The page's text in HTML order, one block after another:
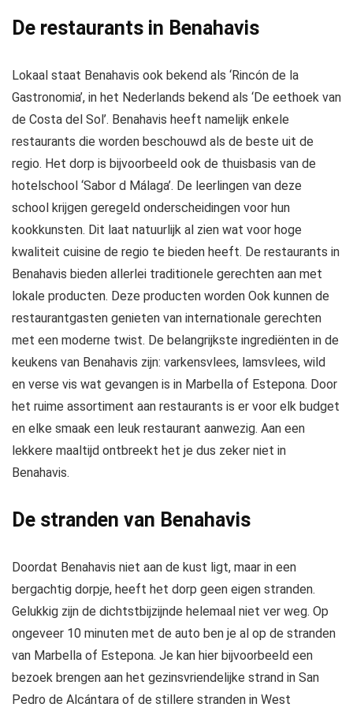
De restaurants in Benahavis
Lokaal staat Benahavis ook bekend als ‘Rincón de la
Gastronomia’, in het Nederlands bekend als ‘De eethoek van
de Costa del Sol’. Benahavis heeft namelijk enkele
restaurants die worden beschouwd als de beste uit de
regio. Het dorp is bijvoorbeeld ook de thuisbasis van de
hotelschool ‘Sabor d Málaga’. De leerlingen van deze
school krijgen geregeld onderscheidingen voor hun
kookkunsten. Dit laat natuurlijk al zien wat voor hoge
kwaliteit cuisine de regio te bieden heeft. De restaurants in
Benahavis bieden allerlei traditionele gerechten aan met
lokale producten. Deze producten worden Ook kunnen de
restaurantgasten genieten van internationale gerechten
met een moderne twist. De belangrijkste ingrediënten in de
keukens van Benahavis zijn: varkensvlees, lamsvlees, wild
en verse vis wat gevangen is in Marbella of Estepona. Door
het ruime assortiment aan restaurants is er voor elk budget
en elke smaak een leuk restaurant aanwezig. Aan een
lekkere maaltijd ontbreekt het je dus zeker niet in
Benahavis.
De stranden van Benahavis
Doordat Benahavis niet aan de kust ligt, maar in een
bergachtig dorpje, heeft het dorp geen eigen stranden.
Gelukkig zijn de dichtstbijzijnde helemaal niet ver weg. Op
ongeveer 10 minuten met de auto ben je al op de stranden
van Marbella of Estepona. Je kan hier bijvoorbeeld een
bezoek brengen aan het gezinsvriendelijke strand in San
Pedro de Alcántara of de stillere stranden in West